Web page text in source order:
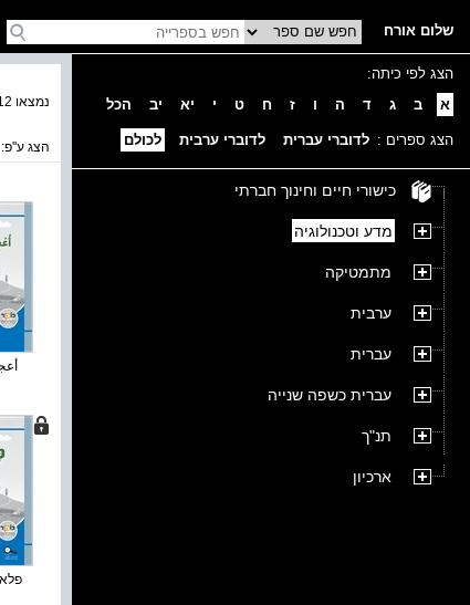
שלום אורח
הצג לפי כיתה:
א
ב ג ד ה ו ז ח ט י יא יב הכל
הצג ספרים : לדוברי עברית לדוברי ערבית לכולם
כישורי חיים וחינוך חברתי
מדע וטכנולוגיה
מתמטיקה
ערבית
עברית
עברית כשפה שנייה
תנ"ך
ארכיון
נמצאו 12 ספרים בקטגוריה
הצג ע''פ: